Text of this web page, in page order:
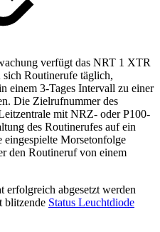
verfügt das NRT 1 XTR
Routinerufe täglich,
einem 3-Tages Intervall zu einer
Die Zielrufnummer des
mit NRZ- oder P100-
des Routinerufes auf ein
Morsetonfolge
den Routineruf von einem
erfolgreich abgesetzt werden
blitzende Status Leuchtdiode